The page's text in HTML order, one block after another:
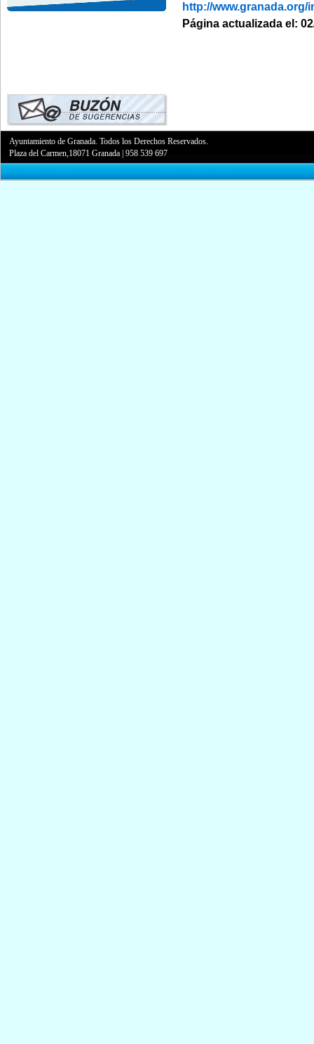
http://
Página actualizada el:
Ayuntamiento de Granada. Todos los Derechos Reservados.
Plaza del Carmen,18071 Granada |958 539 697